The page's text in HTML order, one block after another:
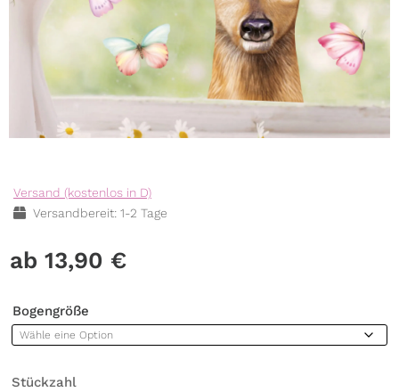
Versand (kostenlos in D)
Versandbereit: 1-2 Tage
13,90 €
Bogengröße
Stückzahl